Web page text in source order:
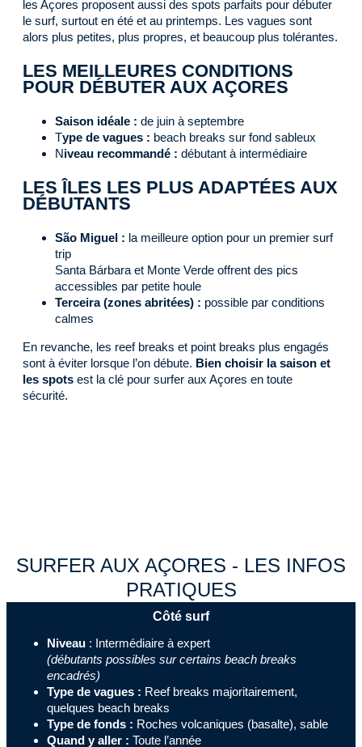
les Açores proposent aussi des spots parfaits pour débuter
le surf, surtout en été et au printemps. Les vagues sont
alors plus petites, plus propres, et beaucoup plus tolérantes.
LES MEILLEURES CONDITIONS
POUR DÉBUTER AUX AÇORES
Saison idéale : de juin à septembre
Type de vagues : beach breaks sur fond sableux
Niveau recommandé : débutant à intermédiaire
LES ÎLES LES PLUS ADAPTÉES AUX
DÉBUTANTS
São Miguel : la meilleure option pour un premier surf
trip
Santa Bárbara et Monte Verde offrent des pics
accessibles par petite houle
Terceira (zones abritées) : possible par conditions
calmes
En revanche, les reef breaks et point breaks plus engagés
sont à éviter lorsque l’on débute. Bien choisir la saison et
les spots est la clé pour surfer aux Açores en toute
sécurité.
SURFER AUX AÇORES - LES INFOS
PRATIQUES
Côté surf
Niveau : Intermédiaire à expert
(débutants possibles sur certains beach breaks
encadrés)
Type de vagues : Reef breaks majoritairement,
quelques beach breaks
Type de fonds : Roches volcaniques (basalte), sable
Quand y aller : Toute l’année